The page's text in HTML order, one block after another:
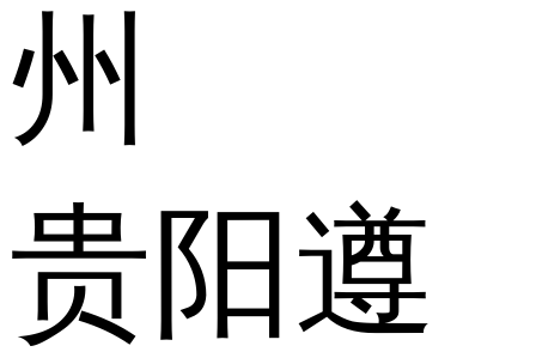
州
贵阳遵